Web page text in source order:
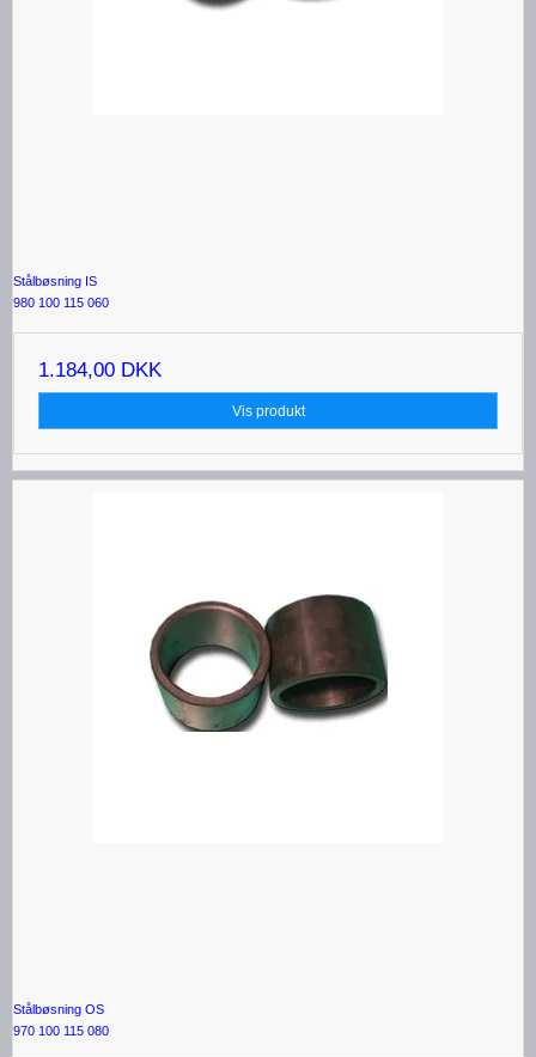
Stålbøsning IS
980 100 115 060
1.184,00 DKK
Vis produkt
Stålbøsning OS
970 100 115 080